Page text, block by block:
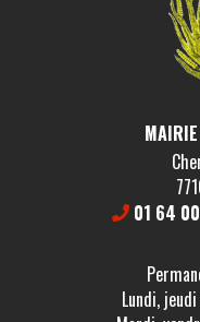
01 64
Lundi,